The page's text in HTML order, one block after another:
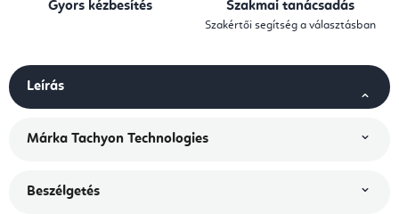
Gyors kézbesítés Szakmai tanácsadás
Szakértői segítség a választásban
Leírás
Márka Tachyon Technologies
Beszélgetés